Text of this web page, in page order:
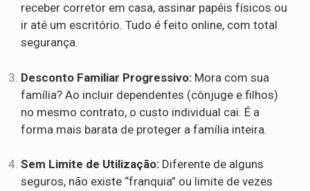
receber corretor em casa, assinar papéis físicos ou
ir até um escritório. Tudo é feito online, com total
segurança.
Desconto Familiar Progressivo: Mora com sua
família? Ao incluir dependentes (cônjuge e filhos)
no mesmo contrato, o custo individual cai. É a
forma mais barata de proteger a família inteira.
Sem Limite de Utilização: Diferente de alguns
seguros, não existe “franquia” ou limite de vezes